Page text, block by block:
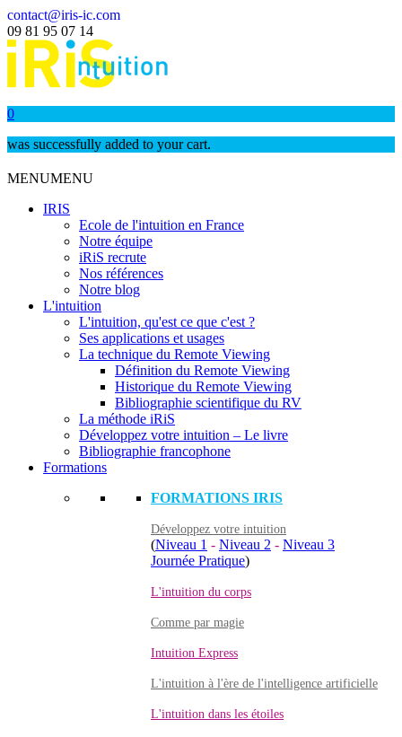
contact@iris-ic.com
09 81 95 07 14
0
was successfully added to your cart.
MENUMENU
IRIS
Ecole de l'intuition en France
Notre équipe
iRiS recrute
Nos références
Notre blog
L'intuition
L'intuition, qu'est ce que c'est ?
Ses applications et usages
La technique du Remote Viewing
Définition du Remote Viewing
Historique du Remote Viewing
Bibliographie scientifique du RV
La méthode iRiS
Développez votre intuition – Le livre
Bibliographie francophone
Formations
FORMATIONS IRIS
Développez votre intuition
(Niveau 1 - Niveau 2 - Niveau 3
Journée Pratique)
L'intuition du corps
Comme par magie
Intuition Express
L'intuition à l'ère de l'intelligence artificielle
L'intuition dans les étoiles